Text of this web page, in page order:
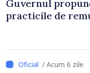
Guvernul
practicile de
/ Acum 6 zile